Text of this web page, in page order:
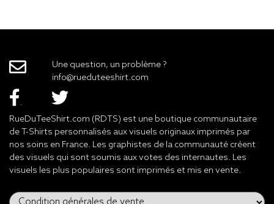
Une question, un problème ?
info@rueduteeshirt.com
RueDuTeeShirt.com (RDTS) est une boutique communautaire
de T-Shirts personnalisés aux visuels originaux imprimés par
nos soins en France. Les graphistes de la communauté créent
des visuels qui sont soumis aux votes des internautes. Les
visuels les plus populaires sont imprimés et mis en vente.